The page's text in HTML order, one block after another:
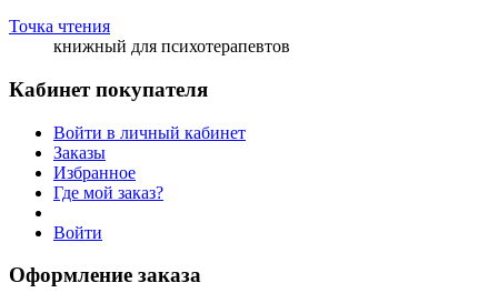
Точка чтения
книжный для психотерапевтов
Кабинет покупателя
Войти в личный кабинет
Заказы
Избранное
Где мой заказ?
Войти
Оформление заказа